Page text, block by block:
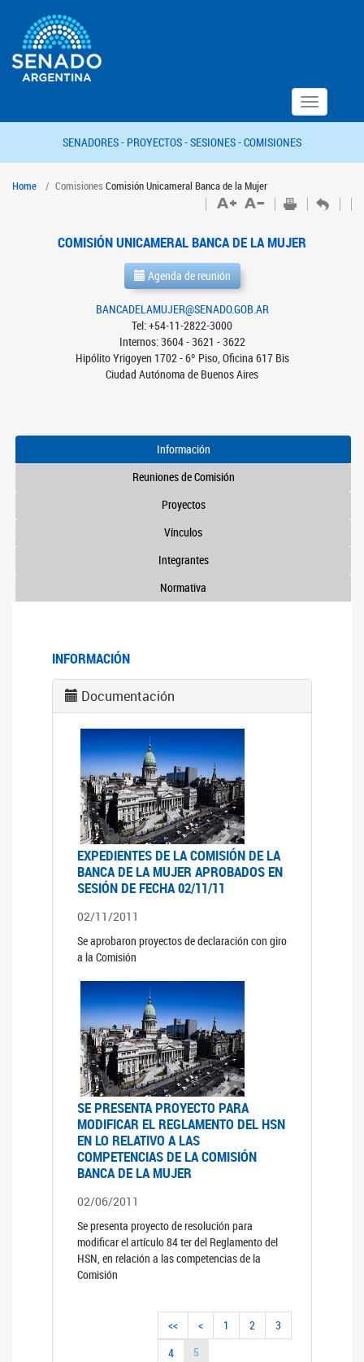
Toggle
navigation
SENADORES - PROYECTOS -SESIONES -COMISIONES
Home Comisiones Comisión Unicameral Banca de la Mujer
COMISIÓN UNICAMERAL BANCA DE LA MUJER
Agenda de reunión
BANCADELAMUJER@SENADO.GOB.AR
Tel: +54-11-2822-3000
Internos: 3604 - 3621 - 3622
Hipólito Yrigoyen 1702 - 6º Piso, Oficina 617 Bis
Ciudad Autónoma de Buenos Aires
Información
Reuniones de Comisión
Proyectos
Vínculos
Integrantes
Normativa
INFORMACIÓN
Documentación
EXPEDIENTES DE LA COMISIÓN DE LA
BANCA DE LA MUJER APROBADOS EN
SESIÓN DE FECHA 02/11/11
02/11/2011
Se aprobaron proyectos de declaración con giro
a la Comisión
SE PRESENTA PROYECTO PARA
MODIFICAR EL REGLAMENTO DEL HSN
EN LO RELATIVO A LAS
COMPETENCIAS DE LA COMISIÓN
BANCA DE LA MUJER
02/06/2011
Se presenta proyecto de resolución para
modificar el artículo 84 ter del Reglamento del
HSN, en relación a las competencias de la
Comisión
<< < 1 2
3
4
5